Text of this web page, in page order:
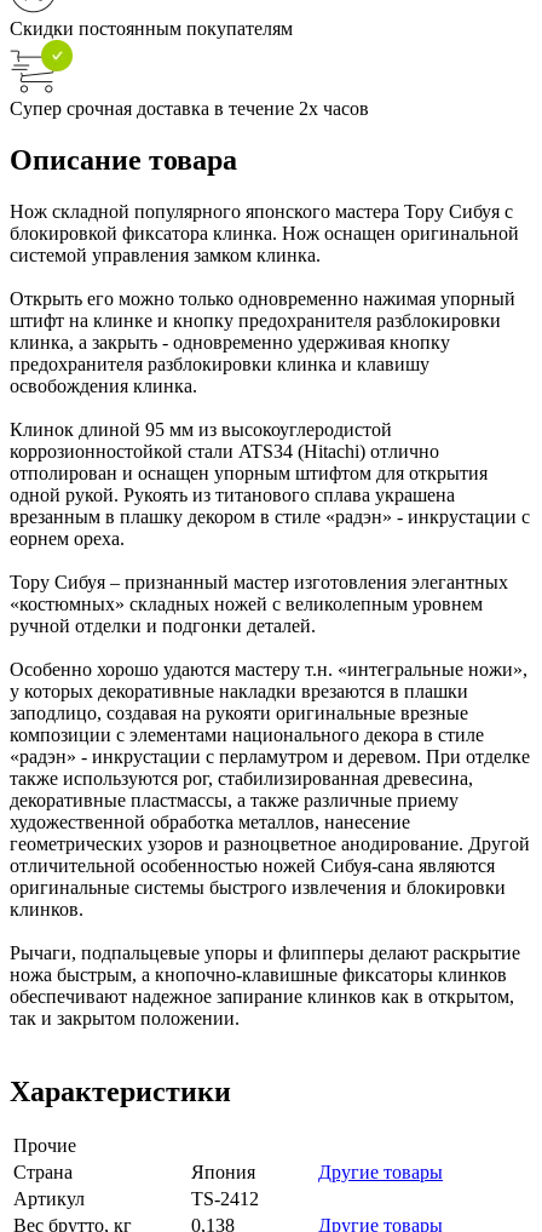
Скидки постоянным покупателям
Супер срочная доставка в течение 2х часов
Описание товара
Нож складной популярного японского мастера Тору Сибуя с
блокировкой фиксатора клинка. Нож оснащен оригинальной
системой управления замком клинка.
Открыть его можно только одновременно нажимая упорный
штифт на клинке и кнопку предохранителя разблокировки
клинка, а закрыть - одновременно удерживая кнопку
предохранителя разблокировки клинка и клавишу
освобождения клинка.
Клинок длиной 95 мм из высокоуглеродистой
коррозионностойкой стали ATS34 (Hitachi) отлично
отполирован и оснащен упорным штифтом для открытия
одной рукой. Рукоять из титанового сплава украшена
врезанным в плашку декором в стиле «радэн» - инкрустации с
еорнем ореха.
Тору Сибуя – признанный мастер изготовления элегантных
«костюмных» складных ножей с великолепным уровнем
ручной отделки и подгонки деталей.
Особенно хорошо удаются мастеру т.н. «интегральные ножи»,
у которых декоративные накладки врезаются в плашки
заподлицо, создавая на рукояти оригинальные врезные
композиции с элементами национального декора в стиле
«радэн» - инкрустации с перламутром и деревом. При отделке
также используются рог, стабилизированная древесина,
декоративные пластмассы, а также различные приему
художественной обработка металлов, нанесение
геометрических узоров и разноцветное анодирование. Другой
отличительной особенностью ножей Сибуя-сана являются
оригинальные системы быстрого извлечения и блокировки
клинков.
Рычаги, подпальцевые упоры и флипперы делают раскрытие
ножа быстрым, а кнопочно-клавишные фиксаторы клинков
обеспечивают надежное запирание клинков как в открытом,
так и закрытом положении.
Характеристики
Прочие
Страна
Япония
Другие товары
Артикул
TS-2412
Вес брутто, кг
0,138
Другие товары